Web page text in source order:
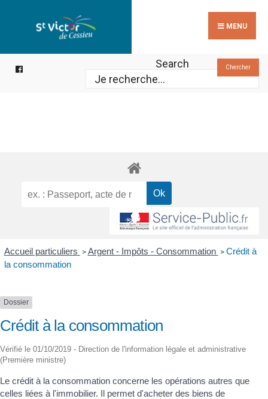
MENU
Search Chercher
Accueil particuliers > Argent - Impôts - Consommation > Crédit à
la consommation
Dossier
Crédit à la consommation
Vérifié le 01/10/2019 - Direction de l'information légale et administrative
(Première ministre)
Le crédit à la consommation concerne les opérations autres que
celles liées à l'immobilier. Il permet d'acheter des biens de
for: